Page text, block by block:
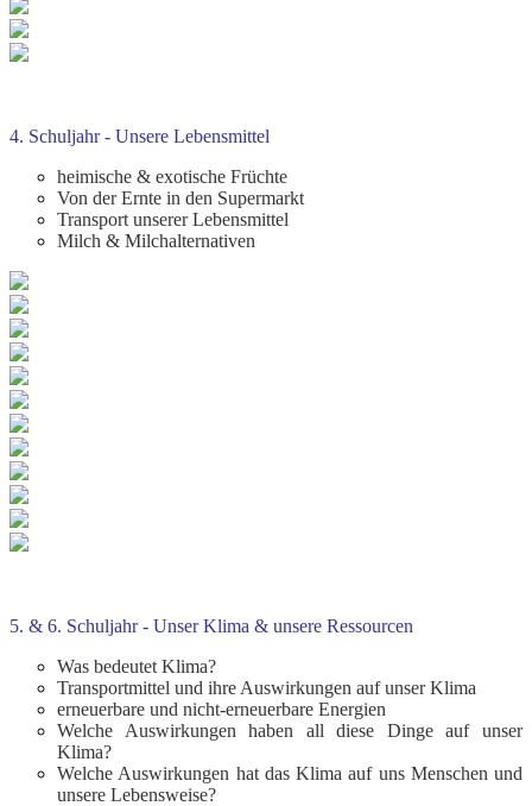
4. Schuljahr - Unsere Lebensmittel
heimische & exotische Früchte
Von der Ernte in den Supermarkt
Transport unserer Lebensmittel
Milch & Milchalternativen
5. & 6. Schuljahr - Unser Klima & unsere Ressourcen
Was bedeutet Klima?
Transportmittel und ihre Auswirkungen auf unser Klima
erneuerbare und nicht-erneuerbare Energien
Welche Auswirkungen haben all diese Dinge auf unser
Klima?
Welche Auswirkungen hat das Klima auf uns Menschen und
unsere Lebensweise?